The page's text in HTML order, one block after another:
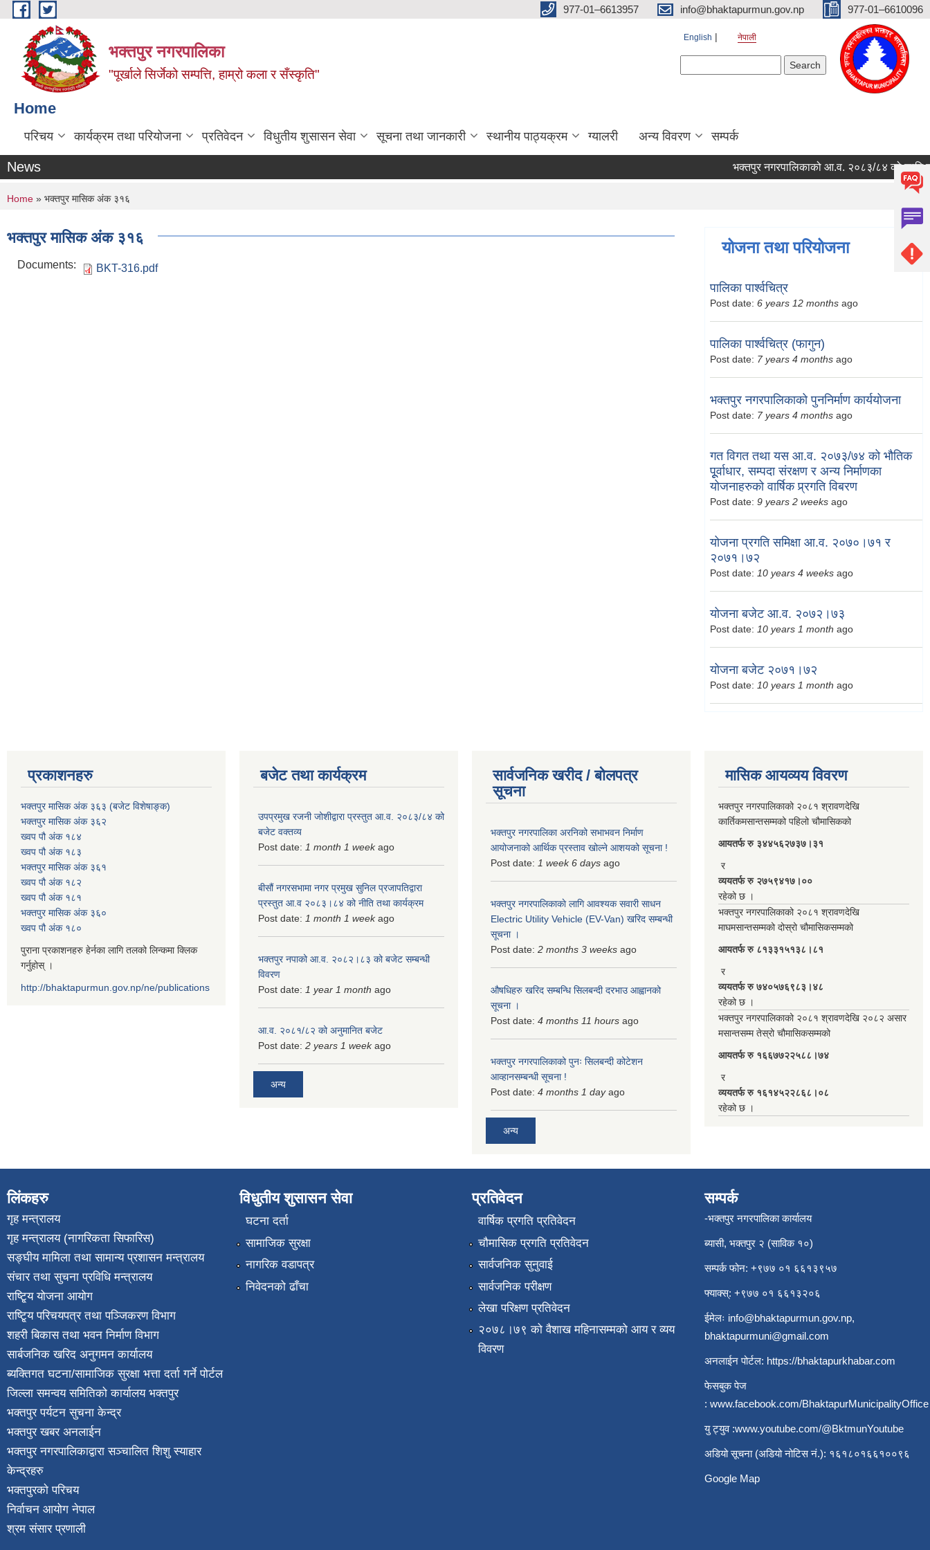
Skip to main content 977-01–6613957 info@bhaktapurmun.gov.np 977-01–6610096
भक्तपुर नगरपालिका
"पूर्खाले सिर्जेको सम्पत्ति, हाम्रो कला र सँस्कृति"
English नेपाली
Home
परिचय कार्यक्रम तथा परियोजना प्रतिवेदन विधुतीय शुसासन सेवा सूचना तथा जानकारी स्थानीय पाठ्यक्रम ग्यालरी अन्य विवरण सम्पर्क
News भक्तपुर नगरपालिकाको आ.व. २०८३/८४ को लागि
You are here
Home » भक्तपुर मासिक अंक ३१६
भक्तपुर मासिक अंक ३१६
Documents: BKT-316.pdf
योजना तथा परियोजना
पालिका पार्श्वचित्र
Post date: 6 years 12 months ago
पालिका पार्श्वचित्र (फागुन)
Post date: 7 years 4 months ago
भक्तपुर नगरपालिकाको पुननिर्माण कार्ययोजना
Post date: 7 years 4 months ago
गत विगत तथा यस आ.व. २०७३/७४ को भौतिक
पूूर्वाधार, सम्पदा संरक्षण र अन्य निर्माणका
योजनाहरुको वार्षिक प्र्रगति विबरण
Post date: 9 years 2 weeks ago
योजना प्रगति समिक्षा आ.व. २०७०।७१ र
२०७१।७२
Post date: 10 years 4 weeks ago
योजना बजेट आ.व. २०७२।७३
Post date: 10 years 1 month ago
योजना बजेट २०७१।७२
Post date: 10 years 1 month ago
प्रकाशनहरु
भक्तपुर मासिक अंक ३६३ (बजेट विशेषाङ्क)
भक्तपुर मासिक अंक ३६२
ख्वप पौ अंक १८४
ख्वप पौ अंक १८३
भक्तपुर मासिक अंक ३६१
ख्वप पौ अंक १८२
ख्वप पौ अंक १८१
भक्तपुर मासिक अंक ३६०
ख्वप पौ अंक १८०
पुराना प्रकाशनहरु हेर्नका लागि तलको लिन्कमा क्लिक
गर्नुहोस् ।
http://bhaktapurmun.gov.np/ne/publications
बजेट तथा कार्यक्रम
उपप्रमुख रजनी जोशीद्वारा प्रस्तुत आ.व. २०८३/८४ को
बजेट वक्तव्य
Post date: 1 month 1 weekago
बीसौं नगरसभामा नगर प्रमुख सुनिल प्रजापतिद्वारा
प्रस्तुत आ.व‍ २०८३।८४ को नीति तथा कार्यक्रम
Post date: 1 month 1 weekago
भक्तपुर नपाको आ.व. २०८२।८३ को बजेट सम्बन्धी
विवरण
Post date: 1 year 1 month ago
आ.व. २०८१/८२ को अनुमानित बजेट
Post date: 2 years 1 weekago
अन्य
सार्वजनिक खरीद / बोलपत्र
सूचना
भक्तपुर नगरपालिका अरनिको सभाभवन निर्माण
आयोजनाको आर्थिक प्रस्ताव खोल्ने आशयको सूचना !
Post date: 1 week 6 days ago
भक्तपुर नगरपालिकाकाे लागि आवश्यक सवारी साधन
Electric Utility Vehicle (EV-Van) खरिद सम्बन्धी
सूचना ।
Post date: 2 months 3 weeks ago
औषधिहरु खरिद सम्बन्धि सिलबन्दी दरभाउ आह्वानको
सूचना ।
Post date: 4 months 11 hours ago
भक्तपुर नगरपालिकाको पुनः सिलबन्दी कोटेशन
आव्हानसम्बन्धी सूचना !
Post date: 4 months 1 dayago
अन्य
मासिक आयव्यय विवरण
भक्तपुर नगरपालिकाको २०८१ श्रावणदेखि
कार्तिकमसान्तसम्मको पहिलो चौमासिकको
आयतर्फ रु‌ ३४४५६२७३७।३१
र
व्ययतर्फ रु २७५९४१७।००
रहेको छ ।
भक्तपुर नगरपालिकाको २०८१ श्रावणदेखि
माघमसान्तसम्मको दोस्रो चौमासिकसम्मको
आयतर्फ रु‌ ८१३३१५१३८।८१
र
व्ययतर्फ रु ७४०५७६९८३।४८
रहेको छ ।
भक्तपुर नगरपालिकाको २०८१ श्रावणदेखि २०८२ असार
मसान्तसम्म तेस्रो चौमासिकसम्मको
आयतर्फ रु‌ १६६७७२२५८८।७४
र
व्ययतर्फ रु १६१४५२२८६८।०८
रहेको छ ।
लिंकहरु
गृह मन्त्रालय
गृह मन्त्रालय (नागरिकता सिफारिस)
सङ्घीय मामिला तथा सामान्य प्रशासन मन्त्रालय
संचार तथा सुचना प्रविधि मन्त्रालय
राष्टि्ृय योजना आयोग
राष्टि्ृय परिचयपत्र तथा पञ्जिकरण विभाग
शहरी बिकास तथा भवन निर्माण विभाग
सार्बजनिक खरिद अनुगमन कार्यालय
ब्यक्तिगत घटना/सामाजिक सुरक्षा भत्ता दर्ता गर्ने पोर्टल
जिल्ला समन्वय समितिको कार्यालय भक्तपुर
भक्तपुर पर्यटन सुचना केन्द्र
भक्तपुर खबर अनलाईन
भक्तपुर नगरपालिकाद्वारा सञ्चालित शिशु स्याहार
केन्द्रहरु
भक्तपुरकाे परिचय
निर्वाचन आयोग नेपाल
श्रम संसार प्रणाली
विधुतीय शुसासन सेवा
घटना दर्ता
सामाजिक सुरक्षा
नागरिक वडापत्र
निवेदनको ढाँचा
प्रतिवेदन
वार्षिक प्रगति प्रतिवेदन
चौमासिक प्रगति प्रतिवेदन
सार्वजनिक सुनुवाई
सार्वजनिक परीक्षण
लेखा परिक्षण प्रतिवेदन
२०७८।७९ को वैशाख महिनासम्मको आय र व्यय
विवरण
सम्पर्क
-भक्तपुर नगरपालिका कार्यालय
ब्यासी, भक्तपुर २ (साविक १०)
सम्पर्क फोन: +९७७ ०१ ६६१३९५७
फ्याक्स्: +९७७ ०१ ६६१३२०६
ईमेलः info@bhaktapurmun.gov.np,
bhaktapurmuni@gmail.com
अनलाईन पोर्टल: https://bhaktapurkhabar.com
फेसबुक पेज
: www.facebook.com/BhaktapurMunicipalityOffice
यु ट्युव :www.youtube.com/@BktmunYoutube
अडियो सूचना (अडियो नोटिस नं.): १६१८०१६६१००९६
Google Map